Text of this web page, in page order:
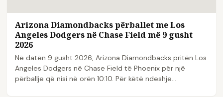
Arizona Diamondbacks përballet me Los
Angeles Dodgers në Chase Field më 9 gusht
2026
Në datën 9 gusht 2026, Arizona Diamondbacks pritën Los
Angeles Dodgers në Chase Field të Phoenix për një
përballje që nisi në orën 10:10. Për këtë ndeshje...